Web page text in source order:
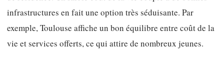
infrastructures en fait une option très séduisante. Par
exemple, Toulouse affiche un bon équilibre entre coût de la
vie et services offerts, ce qui attire de nombreux jeunes.